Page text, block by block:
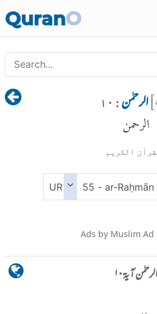
QuranO
]الرحمٰن : ۱۰
الرحمن
الكريم
Ads by Muslim
الرحمٰن آية ۱۰